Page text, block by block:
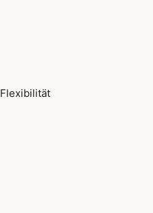
Flexibilität